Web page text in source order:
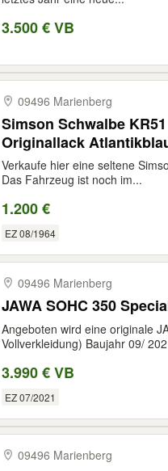
3.500 € VB
09496 Marienberg
Simson Schwalbe
Originallack
Verkaufe hier eine seltene
Das Fahrzeug ist noch im...
1.200 €
EZ 08/1964
09496 Marienberg
JAWA SOHC
Angeboten wird eine originale
Vollverkleidung) Baujahr 09/
3.990 € VB
EZ 07/2021
09496 Marienberg